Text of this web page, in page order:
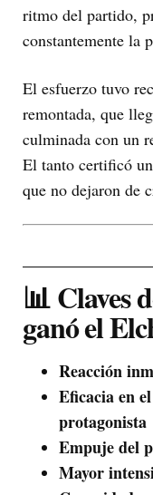
ritmo del partido,
constantemente la
El esfuerzo tuvo
remontada, que
culminada con un
El tanto certificó
que no dejaron de
📊 Claves
ganó el
Reacción
Eficacia en
protagonista
Empuje del
Mayor